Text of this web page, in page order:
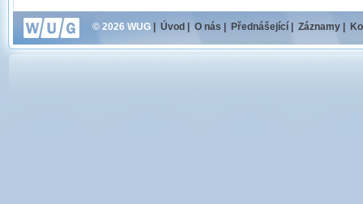
© 2026 WUG Úvod O nás Přednášející Záznamy